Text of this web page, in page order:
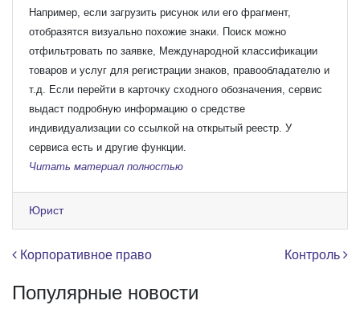
Например, если загрузить рисунок или его фрагмент,
отобразятся визуально похожие знаки. Поиск можно
отфильтровать по заявке, Международной классификации
товаров и услуг для регистрации знаков, правообладателю и
т.д. Если перейти в карточку сходного обозначения, сервис
выдаст подробную информацию о средстве
индивидуализации со ссылкой на открытый реестр. У
сервиса есть и другие функции.
Читать материал полностью
Юрист
Навигация по записям
Корпоративное право Контроль
Популярные новости